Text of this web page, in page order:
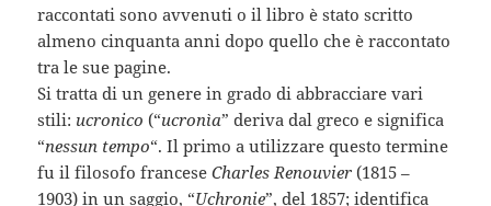
raccontati sono avvenuti o il libro è stato scritto
almeno cinquanta anni dopo quello che è raccontato
tra le sue pagine.
Si tratta di un genere in grado di abbracciare vari
stili: ucronico (“ucronìa” deriva dal greco e significa
“nessun tempo“. Il primo a utilizzare questo termine
fu il filosofo franceseCharles Renouvier (1815 –
1903) in un saggio, “Uchronie”, del 1857; identifica